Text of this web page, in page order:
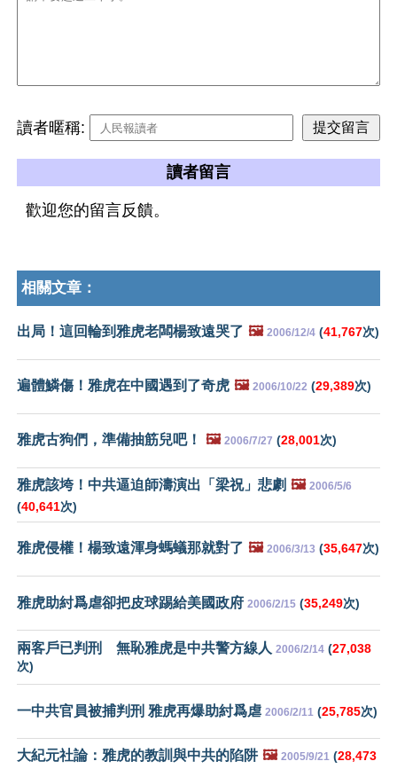
讀者暱稱:
讀者留言
歡迎您的留言反饋。
相關文章：
出局！這回輪到雅虎老闆楊致遠哭了 🖼️ 2006/12/4 (41,767次)
遍體鱗傷！雅虎在中國遇到了奇虎 🖼️ 2006/10/22 (29,389次)
雅虎古狗們，準備抽筋兒吧！ 🖼️ 2006/7/27 (28,001次)
雅虎該垮！中共逼迫師濤演出「梁祝」悲劇 🖼️ 2006/5/6
(40,641次)
雅虎侵權！楊致遠渾身螞蟻那就對了 🖼️ 2006/3/13 (35,647次)
雅虎助紂爲虐卻把皮球踢給美國政府 2006/2/15 (35,249次)
兩客戶已判刑 無恥雅虎是中共警方線人 2006/2/14 (27,038
次)
一中共官員被捕判刑 雅虎再爆助紂爲虐 2006/2/11 (25,785次)
大紀元社論：雅虎的教訓與中共的陷阱 🖼️ 2005/9/21 (28,473